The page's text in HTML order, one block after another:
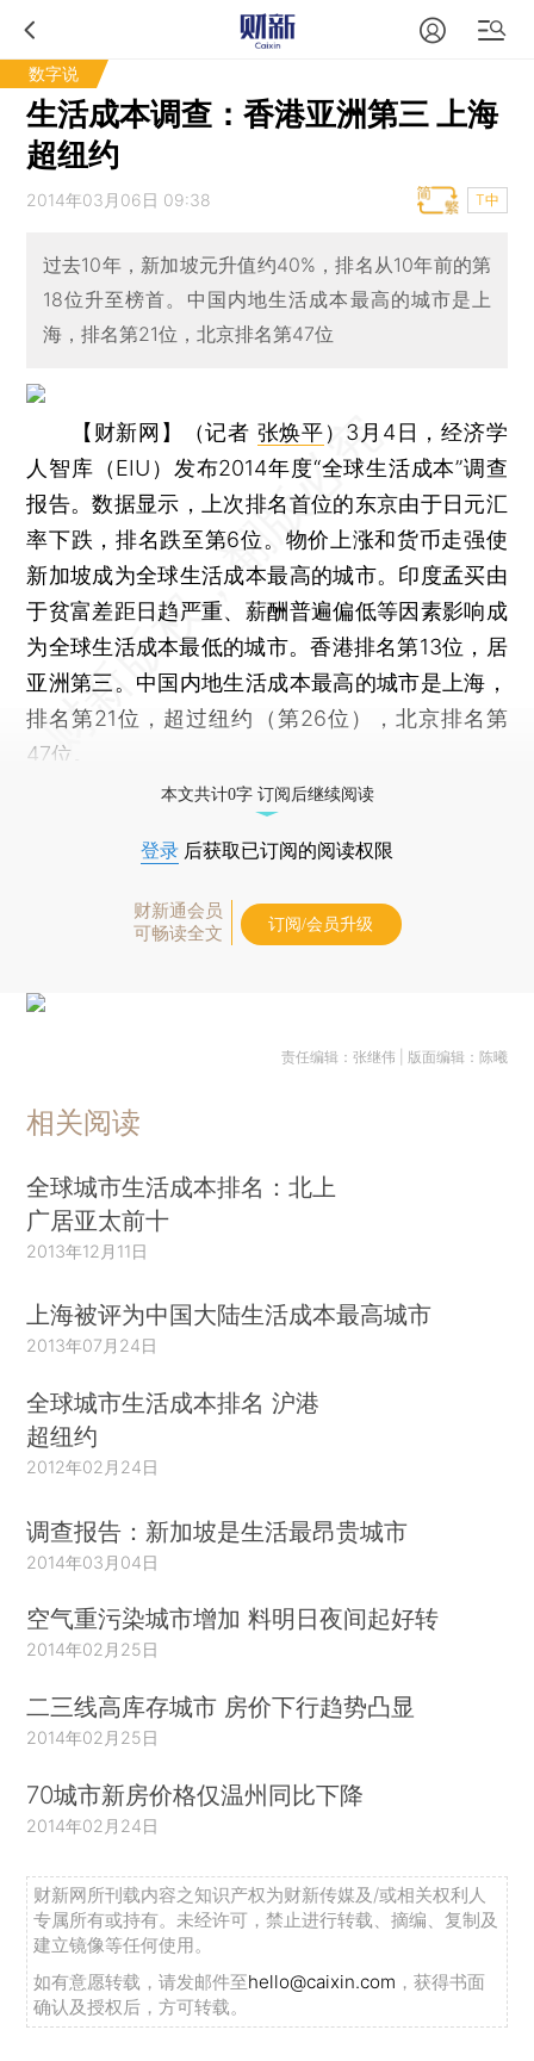
数字说
生活成本调查：香港亚洲第三 上海
超纽约
2014年03月06日 09:38 T中
过去10年，新加坡元升值约40%，排名从10年前的第
18位升至榜首。中国内地生活成本最高的城市是上
海，排名第21位，北京排名第47位
【财新网】（记者 张焕平） 3月4日，经济学
人智库（EIU）发布2014年度“全球生活成本”调查
报告。数据显示，上次排名首位的东京由于日元汇
率下跌，排名跌至第6位。物价上涨和货币走强使
新加坡成为全球生活成本最高的城市。印度孟买由
于贫富差距日趋严重、薪酬普遍偏低等因素影响成
为全球生活成本最低的城市。香港排名第13位，居
亚洲第三。中国内地生活成本最高的城市是上海，
排名第21位，超过纽约（第26位），北京排名第
47位。
本文共计0字 订阅后继续阅读
登录 后获取已订阅的阅读权限
财新通会员
可畅读全文
订阅/会员升级
责任编辑：张继伟 | 版面编辑：陈曦
相关阅读
全球城市生活成本排名：北上
广居亚太前十
2013年12月11日
上海被评为中国大陆生活成本最高城市
2013年07月24日
全球城市生活成本排名 沪港
超纽约
2012年02月24日
调查报告：新加坡是生活最昂贵城市
2014年03月04日
空气重污染城市增加 料明日夜间起好转
2014年02月25日
二三线高库存城市 房价下行趋势凸显
2014年02月25日
70城市新房价格仅温州同比下降
2014年02月24日
财新网所刊载内容之知识产权为财新传媒及/或相关权利人
专属所有或持有。未经许可，禁止进行转载、摘编、复制及
建立镜像等任何使用。
如有意愿转载，请发邮件至hello@caixin.com ，获得书面
确认及授权后，方可转载。